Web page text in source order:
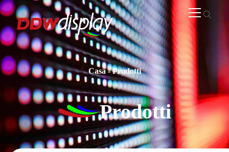
Casa-Prodotti
Prodotti